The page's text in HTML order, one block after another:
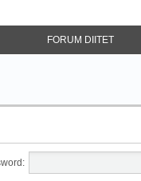
FORUM DIITET